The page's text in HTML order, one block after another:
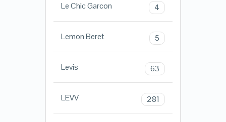
Le Chic Garcon 4
Lemon Beret 5
Levis 63
LEVV 281